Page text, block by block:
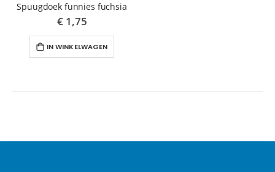
Spuugdoek funnies fuchsia
€ 1,75
IN WINKELWAGEN